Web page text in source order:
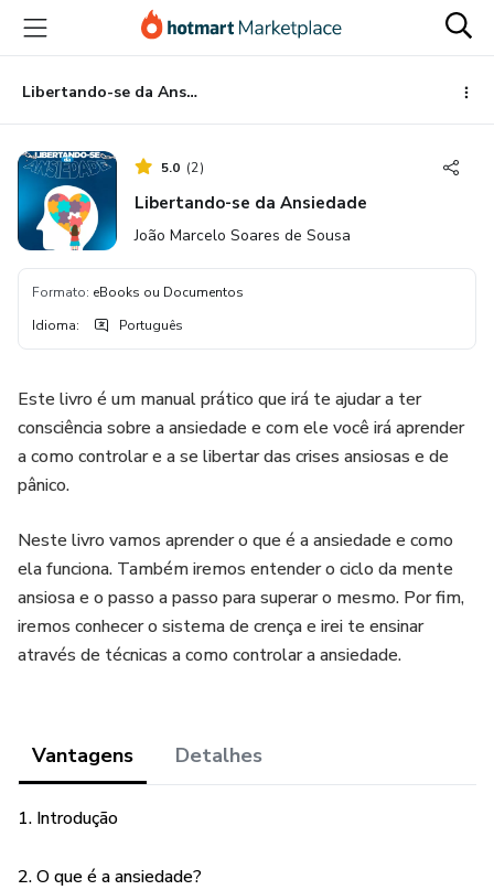
para
conteúdo
principal
para
pagamento
para
rodapé
Libertando-se da Ansiedade
5.0 (2)
Libertando-se da Ansiedade
João Marcelo Soares de Sousa
Formato: eBooks ou Documentos
Idioma: Português
Este livro é um manual prático que irá te ajudar a ter
consciência sobre a ansiedade e com ele você irá aprender
a como controlar e a se libertar das crises ansiosas e de
pânico.
Neste livro vamos aprender o que é a ansiedade e como
ela funciona. Também iremos entender o ciclo da mente
ansiosa e o passo a passo para superar o mesmo. Por fim,
iremos conhecer o sistema de crença e irei te ensinar
através de técnicas a como controlar a ansiedade.
Vantagens Detalhes
1. Introdução
2. O que é a ansiedade?